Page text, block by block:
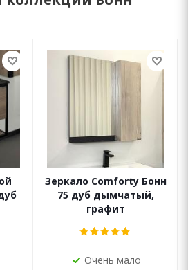
Зеркало Comforty Бонн
75 дуб дымчатый,
графит
Очень мало